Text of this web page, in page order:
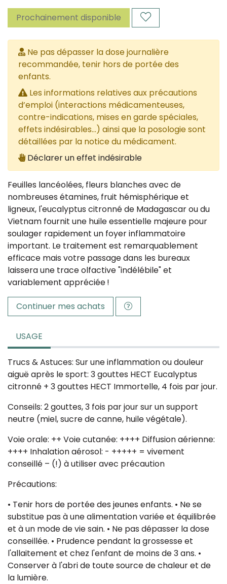
Prochainement disponible
Ne pas dépasser la dose journalière
recommandée, tenir hors de portée des
enfants.
Les informations relatives aux précautions
d’emploi (interactions médicamenteuses,
contre-indications, mises en garde spéciales,
effets indésirables...) ainsi que la posologie sont
détaillées par la notice du médicament.
Déclarer un effet indésirable
Feuilles lancéolées, fleurs blanches avec de
nombreuses étamines, fruit hémisphérique et
ligneux, l'eucalyptus citronné de Madagascar ou du
Vietnam fournit une huile essentielle majeure pour
soulager rapidement un foyer inflammatoire
important. Le traitement est remarquablement
efficace mais votre passage dans les bureaux
laissera une trace olfactive "indélébile" et
variablement appréciée !
Continuer mes achats
USAGE
Trucs & Astuces: Sur une inflammation ou douleur
aiguë après le sport: 3 gouttes HECT Eucalyptus
citronné + 3 gouttes HECT Immortelle, 4 fois par jour.
Conseils: 2 gouttes, 3 fois par jour sur un support
neutre (miel, sucre de canne, huile végétale).
Voie orale: ++ Voie cutanée: ++++ Diffusion aérienne:
++++ Inhalation aérosol: - +++++ = vivement
conseillé – (!) à utiliser avec précaution
Précautions:
• Tenir hors de portée des jeunes enfants. • Ne se
substitue pas à une alimentation variée et équilibrée
et à un mode de vie sain. • Ne pas dépasser la dose
conseillée. • Prudence pendant la grossesse et
l'allaitement et chez l'enfant de moins de 3 ans. •
Conserver à l'abri de toute source de chaleur et de
la lumière.